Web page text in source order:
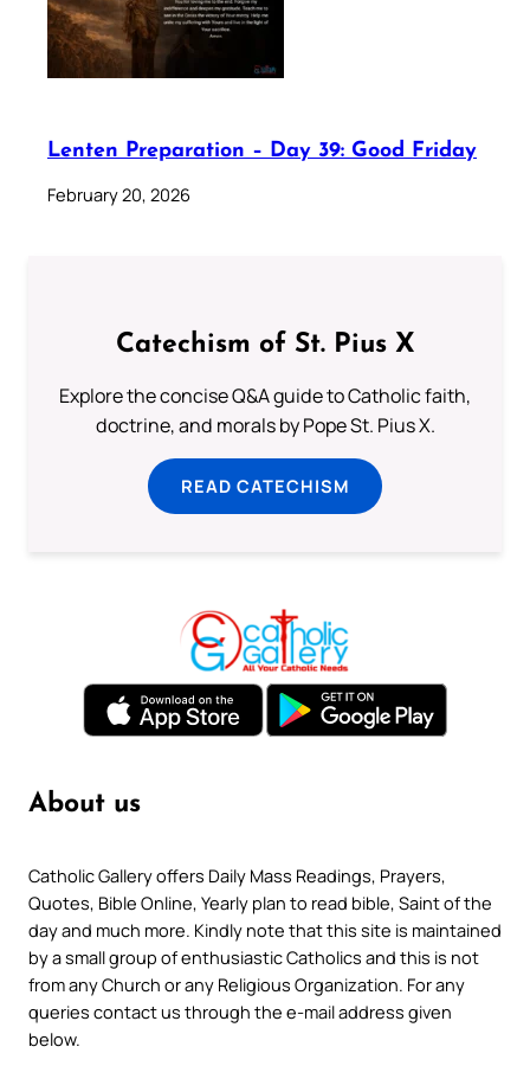
Lenten Preparation – Day 39: Good Friday
February 20, 2026
Catechism of St. Pius X
Explore the concise Q&A guide to Catholic faith,
doctrine, and morals by Pope St. Pius X.
READ CATECHISM
About us
Catholic Gallery offers Daily Mass Readings, Prayers,
Quotes, Bible Online, Yearly plan to read bible, Saint of the
day and much more. Kindly note that this site is maintained
by a small group of enthusiastic Catholics and this is not
from any Church or any Religious Organization. For any
queries contact us through the e-mail address given
below.